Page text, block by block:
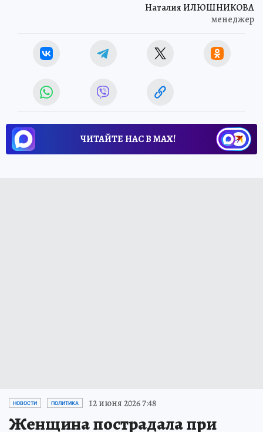
Наталия ИЛЮШНИКОВА
менеджер
ЧИТАЙТЕ НАС В МАХ!
НОВОСТИ ПОЛИТИКА 12 июня 2026 7:48
Женщина пострадала при